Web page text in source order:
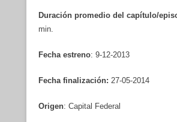
Duración promedio del capítulo/
min.
Fecha estreno: 9-12-2013
Fecha finalización: 27-05-2014
Origen: Capital Federal